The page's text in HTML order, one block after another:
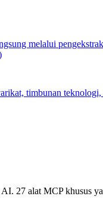
melalui
timbunan
27 alat MCP khusus